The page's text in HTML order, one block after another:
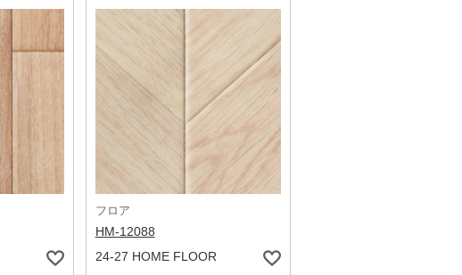
フロア
HM-12088
24-27 HOME FLOOR